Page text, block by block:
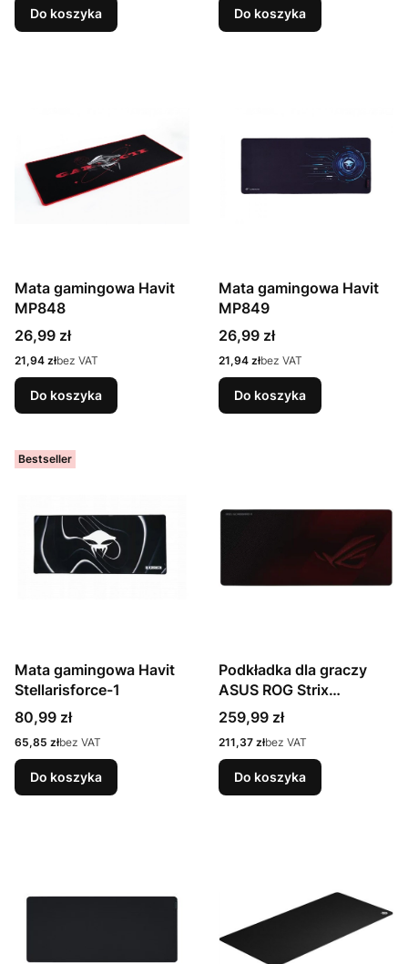
Do koszyka Do koszyka
Mata gamingowa Havit
MP848
Cena
26,99 zł
Cena
21,94 złbez VAT
Do koszyka
Mata gamingowa Havit
MP849
Cena
26,99 zł
Cena
21,94 złbez VAT
Do koszyka
Bestseller
Mata gamingowa Havit
Stellarisforce-1
Cena
80,99 zł
Cena
65,85 złbez VAT
Do koszyka
Podkładka dla graczy
ASUS ROG Strix
Scabbard II Czarny,
Czerwony
Cena
259,99 zł
Cena
211,37 złbez VAT
Do koszyka